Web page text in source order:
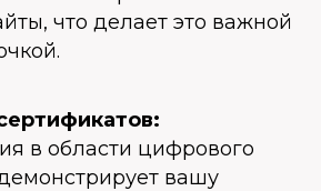
что делает это важной
в области цифрового
вашу